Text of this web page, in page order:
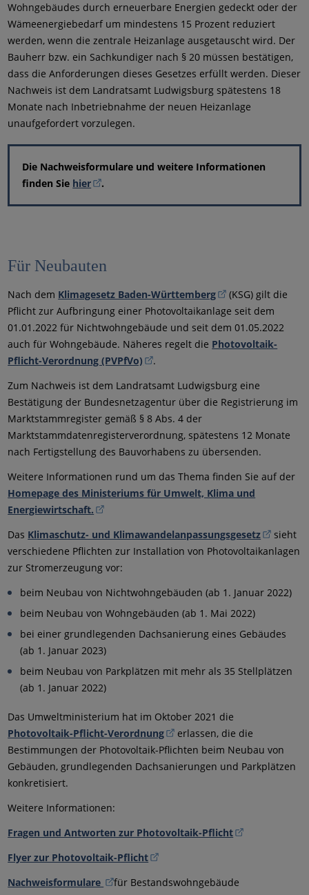
Wohngebäudes durch erneuerbare Energien gedeckt oder der
Wämeenergiebedarf um mindestens 15 Prozent reduziert
werden, wenn die zentrale Heizanlage ausgetauscht wird. Der
Bauherr bzw. ein Sachkundiger nach § 20 müssen bestätigen,
dass die Anforderungen dieses Gesetzes erfüllt werden. Dieser
Nachweis ist dem Landratsamt Ludwigsburg spätestens 18
Monate nach Inbetriebnahme der neuen Heizanlage
unaufgefordert vorzulegen.
Die Nachweisformulare und weitere Informationen
finden Sie hier .
Für Neubauten
Nach dem Klimagesetz Baden-Württemberg
(KSG) gilt die
Pflicht zur Aufbringung einer Photovoltaikanlage seit dem
01.01.2022 für Nichtwohngebäude und seit dem 01.05.2022
auch für Wohngebäude. Näheres regelt die Photovoltaik-
Pflicht-Verordnung (PVPfVo)
.
Zum Nachweis ist dem Landratsamt Ludwigsburg eine
Bestätigung der Bundesnetzagentur über die Registrierung im
Marktstammregister gemäß § 8 Abs. 4 der
Marktstammdatenregisterverordnung, spätestens 12 Monate
nach Fertigstellung des Bauvorhabens zu übersenden.
Weitere Informationen rund um das Thema finden Sie auf der
Homepage des Ministeriums für Umwelt, Klima und
Energiewirtschaft.
Das Klimaschutz- und Klimawandelanpassungsgesetz
sieht
verschiedene Pflichten zur Installation von Photovoltaikanlagen
zur Stromerzeugung vor:
beim Neubau von Nichtwohngebäuden (ab 1. Januar 2022)
beim Neubau von Wohngebäuden (ab 1. Mai 2022)
bei einer grundlegenden Dachsanierung eines Gebäudes
(ab 1. Januar 2023)
beim Neubau von Parkplätzen mit mehr als 35 Stellplätzen
(ab 1. Januar 2022)
Das Umweltministerium hat im Oktober 2021 die
Photovoltaik-Pflicht-Verordnung
erlassen, die die
Bestimmungen der Photovoltaik-Pflichten beim Neubau von
Gebäuden, grundlegenden Dachsanierungen und Parkplätzen
konkretisiert.
Weitere Informationen:
Fragen und Antworten zur Photovoltaik-Pflicht
Flyer zur Photovoltaik-Pflicht
Nachweisformulare
für Bestandswohngebäude